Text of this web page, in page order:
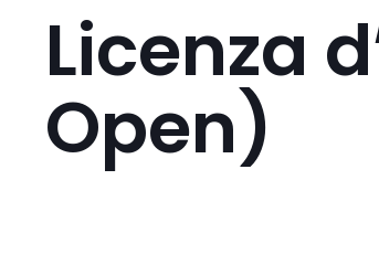
Licenza
Open)